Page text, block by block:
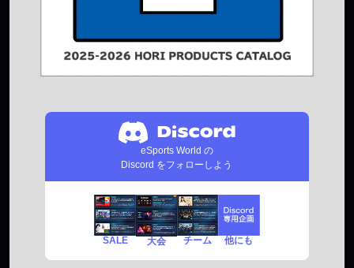
eSports World の
Discord をフォローしよう
SALE 大会 チーム 他にも